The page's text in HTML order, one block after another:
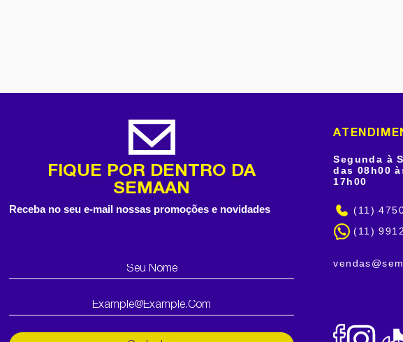
FIQUE POR DENTRO DA
SEMAAN
Receba no seu e-mail nossas promoções e novidades
Segunda à
das 08h00
17h00
(11)
(11)